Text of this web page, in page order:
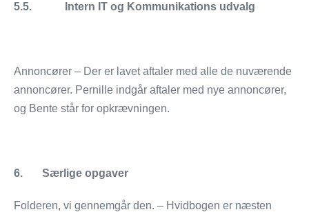
5.5. Intern IT og Kommunikations udvalg
Annoncører – Der er lavet aftaler med alle de nuværende
annoncører. Pernille indgår aftaler med nye annoncører,
og Bente står for opkrævningen.
6. Særlige opgaver
Folderen, vi gennemgår den. – Hvidbogen er næsten